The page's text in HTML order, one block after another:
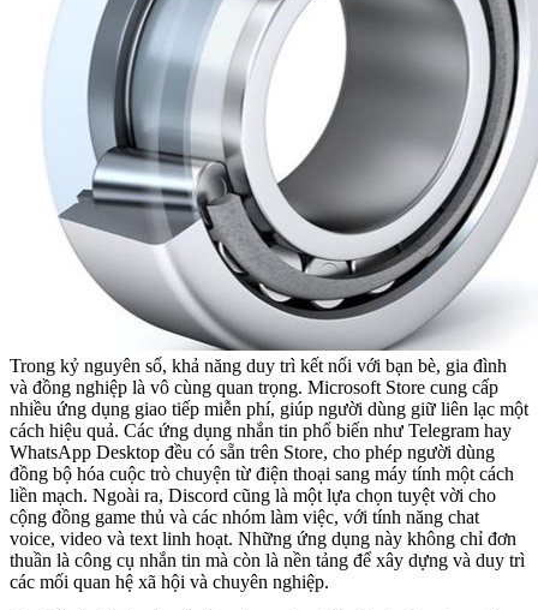
Trong kỷ nguyên số, khả năng duy trì kết nối với bạn bè, gia đình
và đồng nghiệp là vô cùng quan trọng. Microsoft Store cung cấp
nhiều ứng dụng giao tiếp miễn phí, giúp người dùng giữ liên lạc một
cách hiệu quả. Các ứng dụng nhắn tin phổ biến như Telegram hay
WhatsApp Desktop đều có sẵn trên Store, cho phép người dùng
đồng bộ hóa cuộc trò chuyện từ điện thoại sang máy tính một cách
liền mạch. Ngoài ra, Discord cũng là một lựa chọn tuyệt vời cho
cộng đồng game thủ và các nhóm làm việc, với tính năng chat
voice, video và text linh hoạt. Những ứng dụng này không chỉ đơn
thuần là công cụ nhắn tin mà còn là nền tảng để xây dựng và duy trì
các mối quan hệ xã hội và chuyên nghiệp.